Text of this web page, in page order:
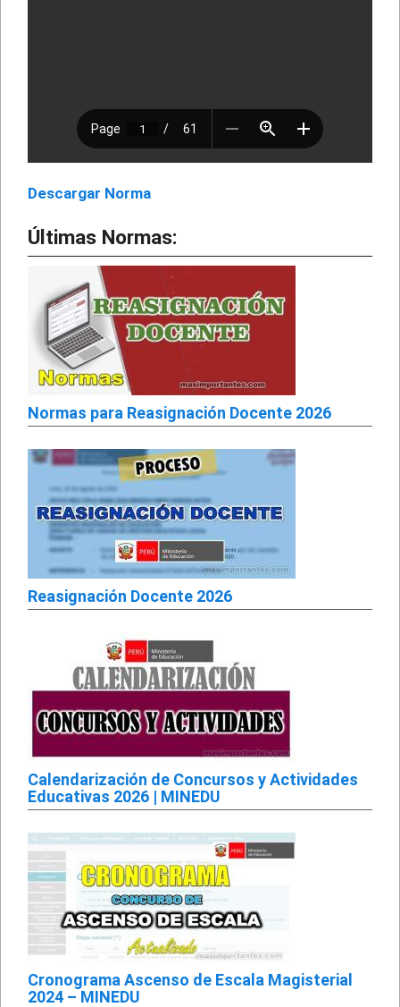
Descargar Norma
Últimas Normas:
Normas para Reasignación Docente 2026
Reasignación Docente 2026
Calendarización de Concursos y Actividades
Educativas 2026 | MINEDU
Cronograma Ascenso de Escala Magisterial
2024 – MINEDU